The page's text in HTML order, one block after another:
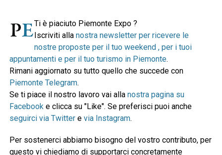
Ti è piaciuto Piemonte Expo ?
Iscriviti alla nostra newsletter per ricevere le
nostre proposte per il tuo weekend , per i tuoi
appuntamenti e per il tuo turismo in Piemonte.
Rimani aggiornato su tutto quello che succede con
Piemonte Telegram.
Se ti piace il nostro lavoro vai alla nostra pagina su
Facebooke clicca su "Like". Se preferisci puoi anche
seguirci via Twittere via Instagram.
Per sostenerci abbiamo bisogno del vostro contributo, per
questo vi chiediamo di supportarci concretamente